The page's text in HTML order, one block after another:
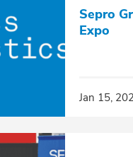
Sepro
Expo
Jan 15,